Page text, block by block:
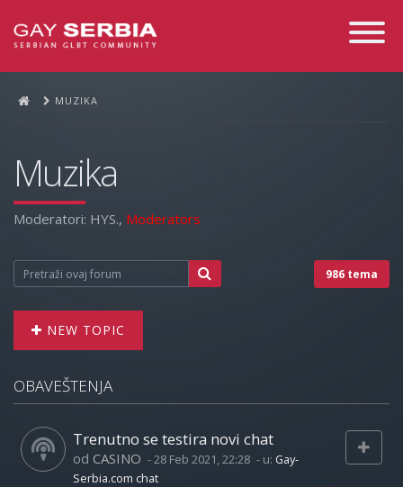
Toggle
MUZIKA
Muzika
Moderatori: HYS., Moderators
986 tema
NEW TOPIC
OBAVEŠTENJA
Trenutno se testira novi chat
od CASINO -28 Feb 2021, 22:28 - u: Gay-
Serbia.com chat